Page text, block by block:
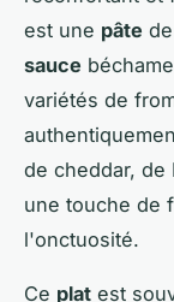
est une pâte
sauce
variétés de
de cheddar, de
une touche de
l'onctuosité.
Ce plat est